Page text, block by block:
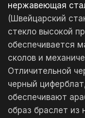
нержавеющая
(Швейцарский
стекло высокой
обеспечивается
сколов и
Отличительной
черный
обеспечивают
образ браслет